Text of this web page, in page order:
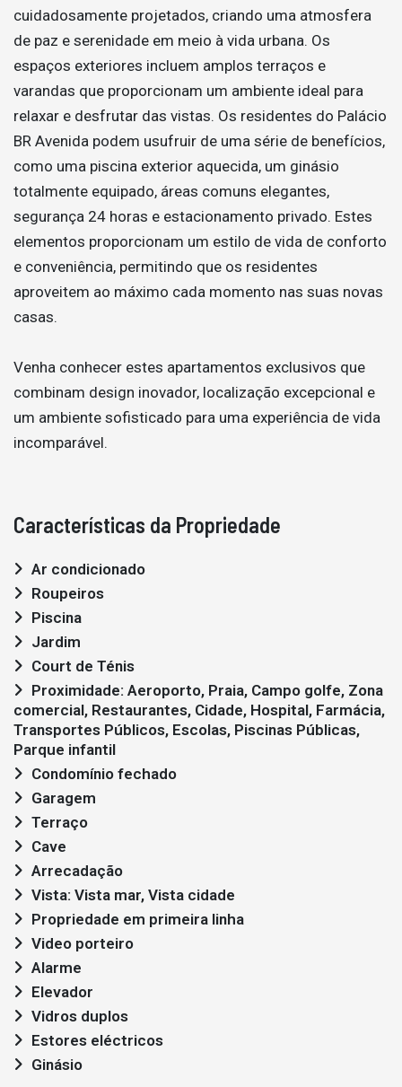
cuidadosamente projetados, criando uma atmosfera
de paz e serenidade em meio à vida urbana. Os
espaços exteriores incluem amplos terraços e
varandas que proporcionam um ambiente ideal para
relaxar e desfrutar das vistas. Os residentes do Palácio
BR Avenida podem usufruir de uma série de benefícios,
como uma piscina exterior aquecida, um ginásio
totalmente equipado, áreas comuns elegantes,
segurança 24 horas e estacionamento privado. Estes
elementos proporcionam um estilo de vida de conforto
e conveniência, permitindo que os residentes
aproveitem ao máximo cada momento nas suas novas
casas.
Venha conhecer estes apartamentos exclusivos que
combinam design inovador, localização excepcional e
um ambiente sofisticado para uma experiência de vida
incomparável.
Características da Propriedade
Ar condicionado
Roupeiros
Piscina
Jardim
Court de Ténis
comercial, Restaurantes, Cidade, Hospital, Farmácia,
Transportes Públicos, Escolas, Piscinas Públicas,
Parque infantil
Condomínio fechado
Garagem
Terraço
Cave
Arrecadação
Vista: Vista mar, Vista cidade
Propriedade em primeira linha
Video porteiro
Alarme
Elevador
Vidros duplos
Estores eléctricos
Ginásio